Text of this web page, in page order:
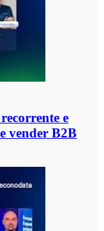
e
vender B2B